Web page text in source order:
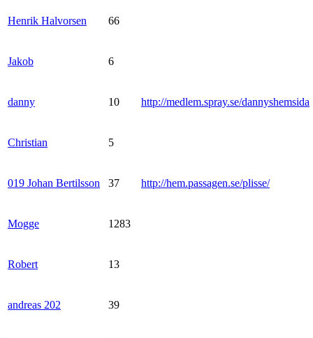
Henrik Halvorsen 66
Jakob 6
danny 10 http://medlem.spray.se/dannyshemsida
Christian 5
019 Johan Bertilsson 37 http://hem.passagen.se/plisse/
Mogge 1283
Robert 13
andreas 202 39